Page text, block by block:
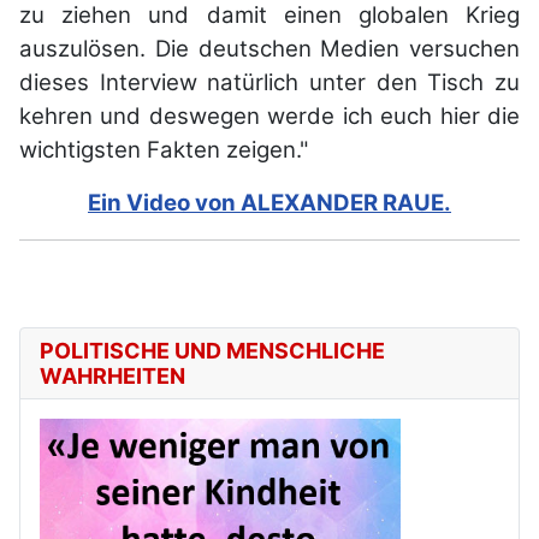
zu ziehen und damit einen globalen Krieg
auszulösen. Die deutschen Medien versuchen
dieses Interview natürlich unter den Tisch zu
kehren und deswegen werde ich euch hier die
wichtigsten Fakten zeigen."
Ein Video von ALEXANDER RAUE.
POLITISCHE UND MENSCHLICHE
WAHRHEITEN